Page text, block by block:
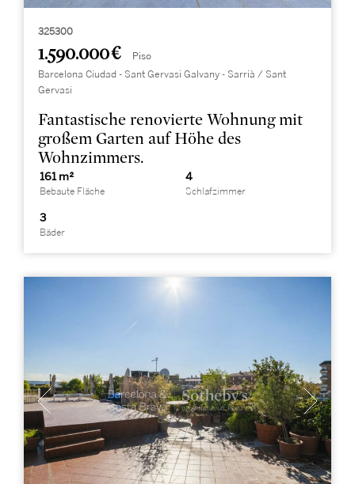
325300
1.590.000 € Piso
Barcelona Ciudad - Sant Gervasi Galvany - Sarrià / Sant
Gervasi
Fantastische renovierte Wohnung mit
großem Garten auf Höhe des
Wohnzimmers.
161 m²
Bebaute Fläche
4
Schlafzimmer
3
Bäder